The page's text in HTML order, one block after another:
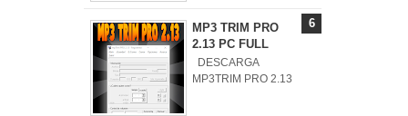
MP3 TRIM PRO
2.13 PC FULL
DESCARGA
MP3TRIM PRO 2.13